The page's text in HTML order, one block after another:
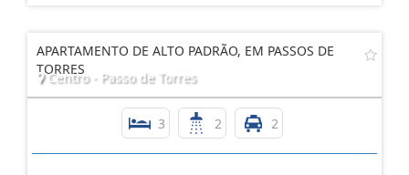
APARTAMENTO DE ALTO PADRÃO, EM PASSOS DE
TORRES
Centro - Passo de Torres
3 2 2